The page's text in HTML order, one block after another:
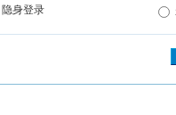
隐身登录